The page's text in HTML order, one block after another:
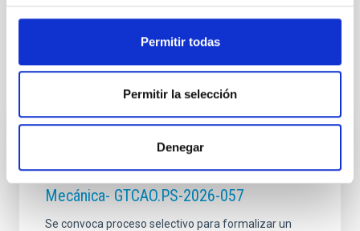
Permitir todas
Permitir la selección
Denegar
Te puede interesar
CONTRATO INDEFINIDO
Dos contratos - Ingeniería Especialidad
Mecánica- GTCAO.PS-2026-057
Se convoca proceso selectivo para formalizar un